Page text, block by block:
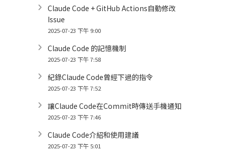
Claude Code + GitHub Actions自動修改
Issue
2025-07-23 下午 9:00
Claude Code 的記憶機制
2025-07-23 下午 7:58
紀錄Claude Code曾經下過的指令
2025-07-23 下午 7:52
讓Claude Code在Commit時傳送手機通知
2025-07-23 下午 7:46
Claude Code介紹和使用建議
2025-07-23 下午 5:01